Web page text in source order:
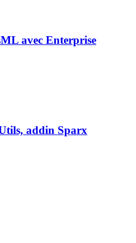
avec Enterprise
addin Sparx